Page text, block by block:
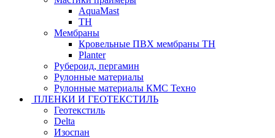
AquaMast
ТН
Мембраны
Кровельные ПВХ мембраны ТН
Planter
Рубероид, пергамин
Рулонные материалы
Рулонные материалы КМС Техно
ПЛЕНКИ И ГЕОТЕКСТИЛЬ
Геотекстиль
Delta
Изоспан